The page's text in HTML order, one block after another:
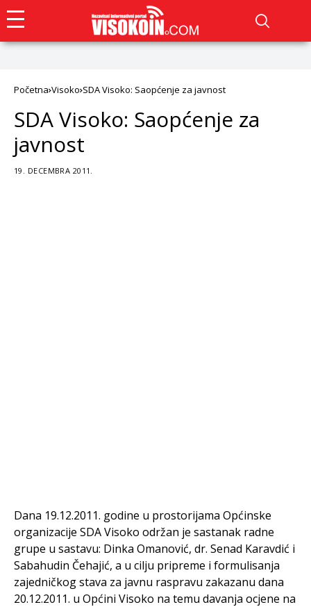
Početna Visoko SDA Visoko: Saopćenje za javnost
SDA Visoko: Saopćenje za
javnost
19. DECEMBRA 2011.
Dana 19.12.2011. godine u prostorijama Općinske
organizacije SDA Visoko održan je sastanak radne
grupe u sastavu: Dinka Omanović, dr. Senad Karavdić i
Sabahudin Čehajić, a u cilju pripreme i formulisanja
zajedničkog stava za javnu raspravu zakazanu dana
20.12.2011. u Općini Visoko na temu davanja ocjene na